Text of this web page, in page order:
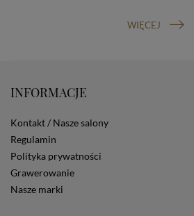
przetwarzanie danych w dowolnym
Informacja o dobrowolności podania
nie podasz danych, nie będziesz mógł
zawartości naszej strony
Zautomatyzowane podejmowanie
Na stronie Sklepu są
Stosowane są one w celach
wygody wszystkich użytkowników
WIĘCEJ
INFORMACJE
Kontakt / Nasze salony
Regulamin
Polityka prywatności
Grawerowanie
Nasze marki